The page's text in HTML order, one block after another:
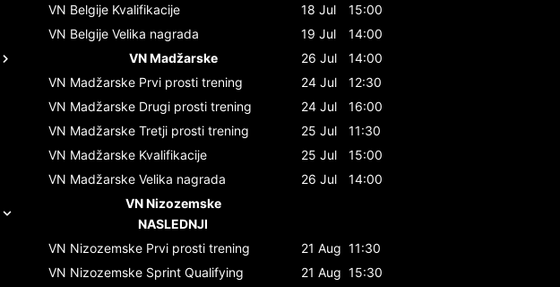
VN Belgije Kvalifikacije 18 Jul
15:00
VN Belgije Velika nagrada 19 Jul
14:00
VN Madžarske
26 Jul
14:00
VN Madžarske Prvi prosti trening 24 Jul
12:30
VN Madžarske Drugi prosti trening 24 Jul
16:00
VN Madžarske Tretji prosti trening 25 Jul
11:30
VN Madžarske Kvalifikacije 25 Jul
15:00
VN Madžarske Velika nagrada 26 Jul
14:00
VN Nizozemske
NASLEDNJI
VN Nizozemske Prvi prosti trening 21 Aug 11:30
VN Nizozemske Sprint Qualifying 21 Aug 15:30